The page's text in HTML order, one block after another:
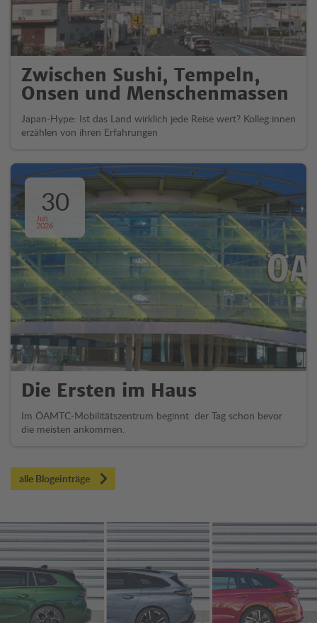
Zwischen Sushi, Tempeln,
Onsen und Menschenmassen
Japan-Hype: Ist das Land wirklich jede Reise wert? Kolleg:innen
erzählen von ihren Erfahrungen
30
Juli
2026
Die Ersten im Haus
Im ÖAMTC-Mobilitätszentrum beginnt der Tag schon bevor
die meisten ankommen.
alle Blogeinträge